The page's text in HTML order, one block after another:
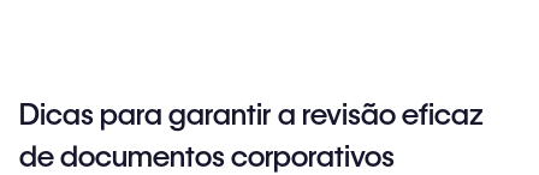
Dicas para garantir a revisão eficaz
de documentos corporativos